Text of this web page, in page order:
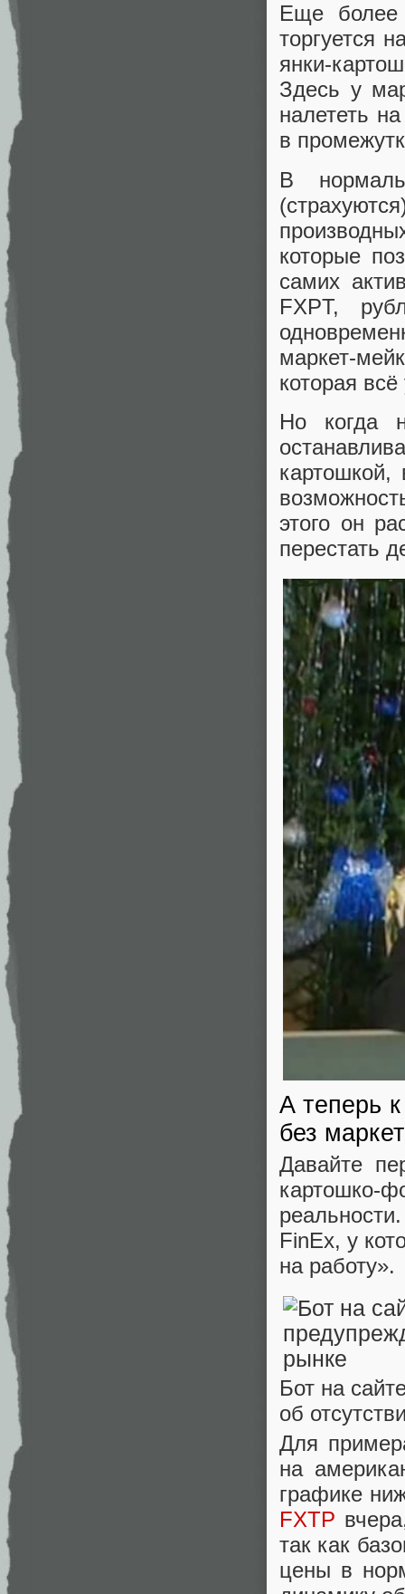
Еще более
торгуется
янки-
Здесь у
налететь
в
В
которые
самих
FXPT,
маркет-
которая
Но когда
этого он
перестать
А теперь
без
Давайте
картошко-
FinEx, у
на работу».
Бот на
об
Для
на
графике
FXTP
так как
цены в